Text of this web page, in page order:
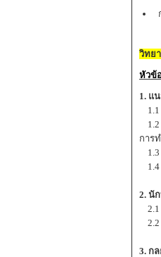
วิทย
หัวข้
1. แ
1.1
1.2
การ
1.3
1.4
2. นั
2.1
2.2
3. ก